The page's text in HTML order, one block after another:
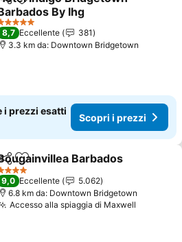
Aggiungi ai preferiti
By Ihg
i prezzi
Stelle
8,7 Eccellente
381
3.3 km da: Downtown Bridgetown
i prezzi esatti
Scopri i prezzi
Aggiungi ai preferiti
Barbados
Stelle
9,0 Eccellente
5.062
6.8 km da: Downtown Bridgetown
Accesso alla spiaggia di Maxwell